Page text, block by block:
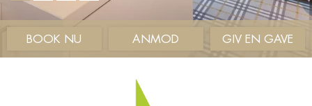
BOOK NU ANMOD GIV EN GAVE